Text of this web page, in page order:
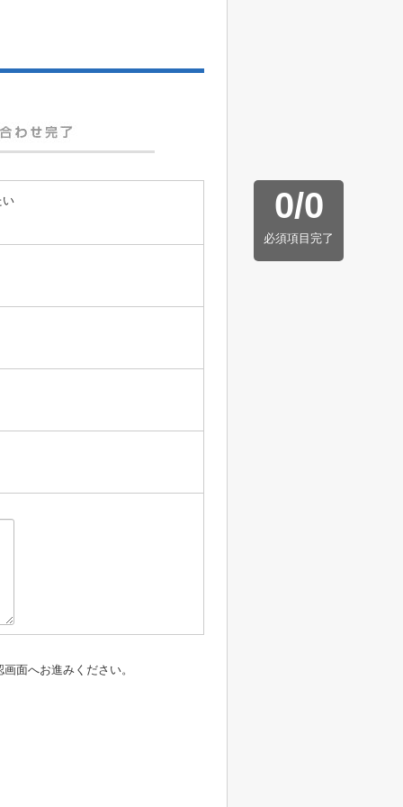
0/0
必須項目完了
い
面へお進みください。